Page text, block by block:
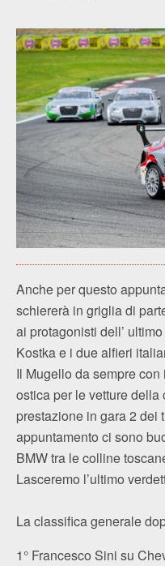
Anche per questo
schiererà in griglia di
ai protagonisti dell’
Kostka e i due alfieri
Il Mugello da sempre
ostica per le vetture
prestazione in gara 2 dei
appuntamento ci sono
BMW tra le colline
Lasceremo l’ultimo
La classifica generale
1° Francesco Sini su